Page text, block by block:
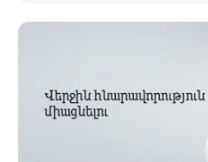
совместима с 4G сетью,
её на 4G USIM карту.
200 драм.
сетью 4G можно
мобильного телефона.
интернет связи